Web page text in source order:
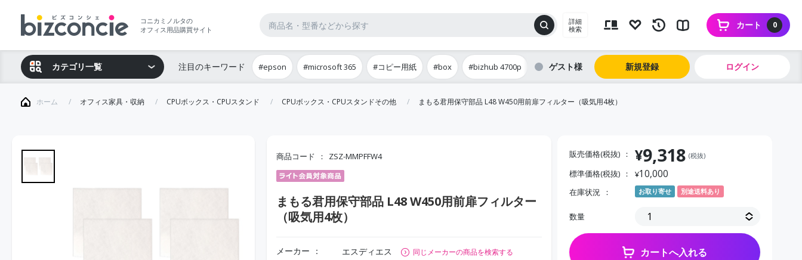
コニカミノルタの
オフィス用品購買サイト
詳細
検索
0
カート
カテゴリ一覧 注目のキーワード #epson #microsoft 365 #コピー用紙 #box #bizhub 4700p ゲスト 新規登録 ログイン
ホーム オフィス家具・収納 CPUボックス・CPUスタンド CPUボックス・CPUスタンドその他 まもる君用保守部品 L48 W450用前扉フィルター（吸気用4枚）
商品コード ZSZ-MMPFFW4
まもる君用保守部品 L48 W450用前扉フィルター
（吸気用4枚）
メーカー エスディエス 同じメーカーの商品を検索する
販売価格(税抜) ¥9,318 (税抜)
標準価格(税抜) ¥10,000
在庫状況 お取り寄せ 別途送料あり
数量
カートへ入れる